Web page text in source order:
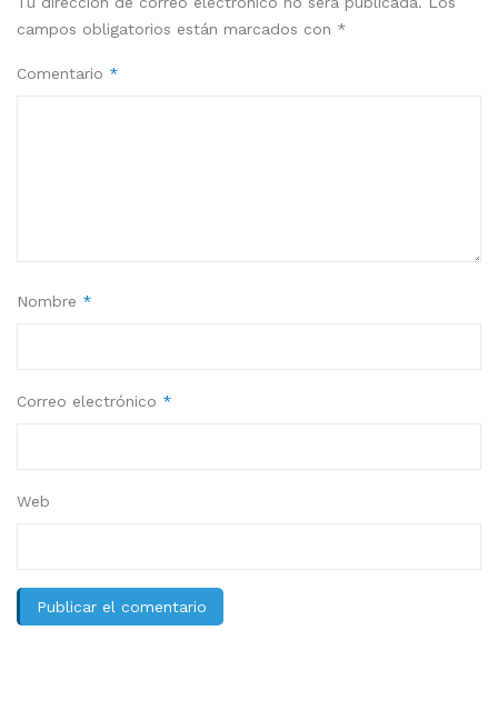
campos obligatorios están marcados con *
Comentario *
Nombre *
Correo electrónico *
Web